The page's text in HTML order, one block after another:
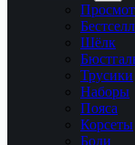
Шёлк
Трусики
Наборы
Пояса
Корсеты
Боди